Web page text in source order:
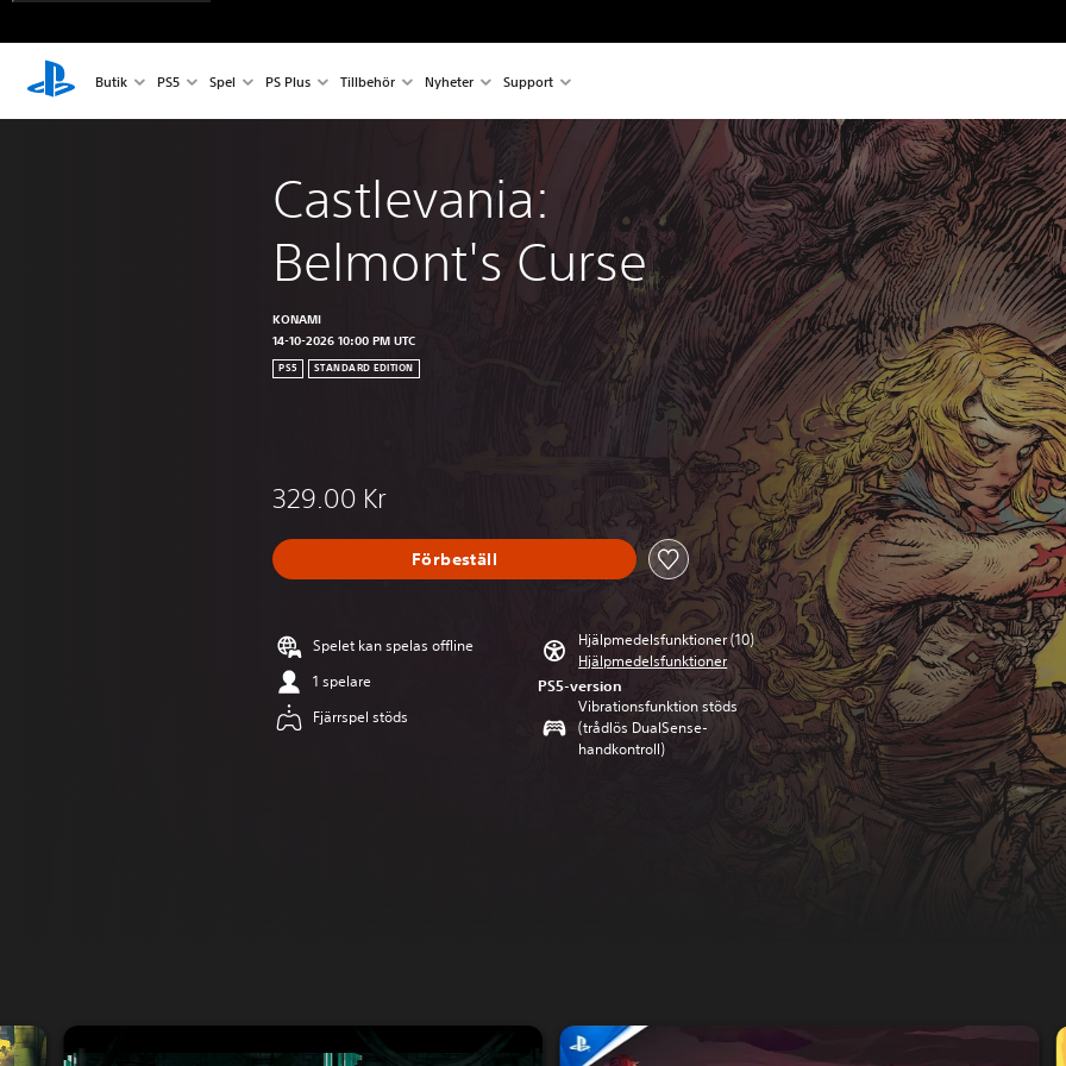
Butik PS5 Spel PS Plus Tillbehör Nyheter Support
Castlevania:
Belmont's Curse
KONAMI
14-10-2026 10:00 PM UTC
PS5 STANDARD EDITION
329.00 Kr
Förbeställ
Spelet kan spelas offline
1 spelare
Fjärrspel stöds
Hjälpmedelsfunktioner (10)
Hjälpmedelsfunktioner
PS5-version
Vibrationsfunktion stöds
(trådlös DualSense-
handkontroll)